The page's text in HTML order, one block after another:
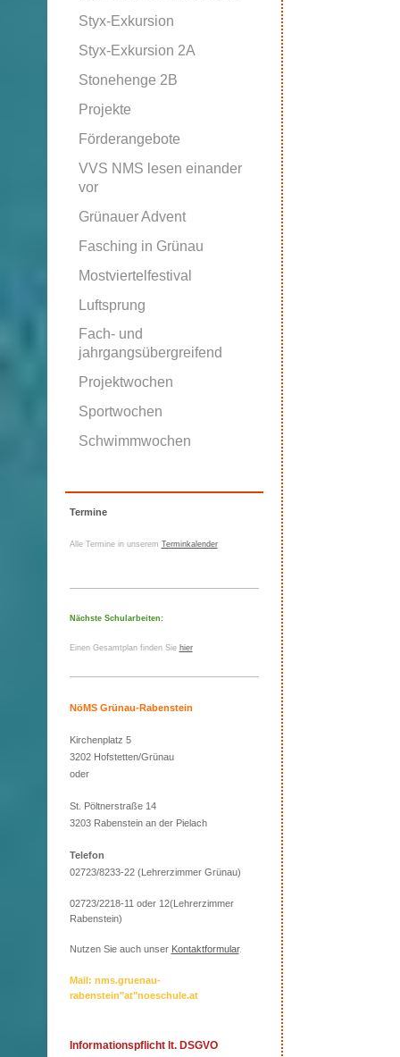
Styx-Exkursion
Styx-Exkursion 2A
Stonehenge 2B
Projekte
Förderangebote
VVS NMS lesen einander
vor
Grünauer Advent
Fasching in Grünau
Mostviertelfestival
Luftsprung
Fach- und
jahrgangsübergreifend
Projektwochen
Sportwochen
Schwimmwochen
Termine
Alle Termine in unserem Terminkalender
Nächste Schularbeiten:
Einen Gesamtplan finden Sie hier
NöMS Grünau-Rabenstein
Kirchenplatz 5
3202 Hofstetten/Grünau
oder
St. Pöltnerstraße 14
3203 Rabenstein an der Pielach
Telefon
02723/8233-22 (Lehrerzimmer Grünau)
02723/2218-11 oder 12(Lehrerzimmer
Rabenstein)
Nutzen Sie auch unser Kontaktformular.
Mail: nms.gruenau-
rabenstein"at"noeschule.at
Informationspflicht lt. DSGVO